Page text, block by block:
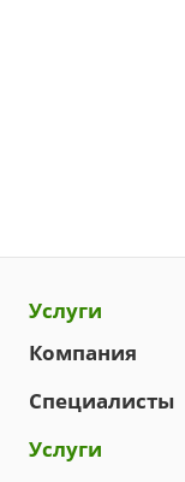
Услуги
Компания
Специалисты
Услуги